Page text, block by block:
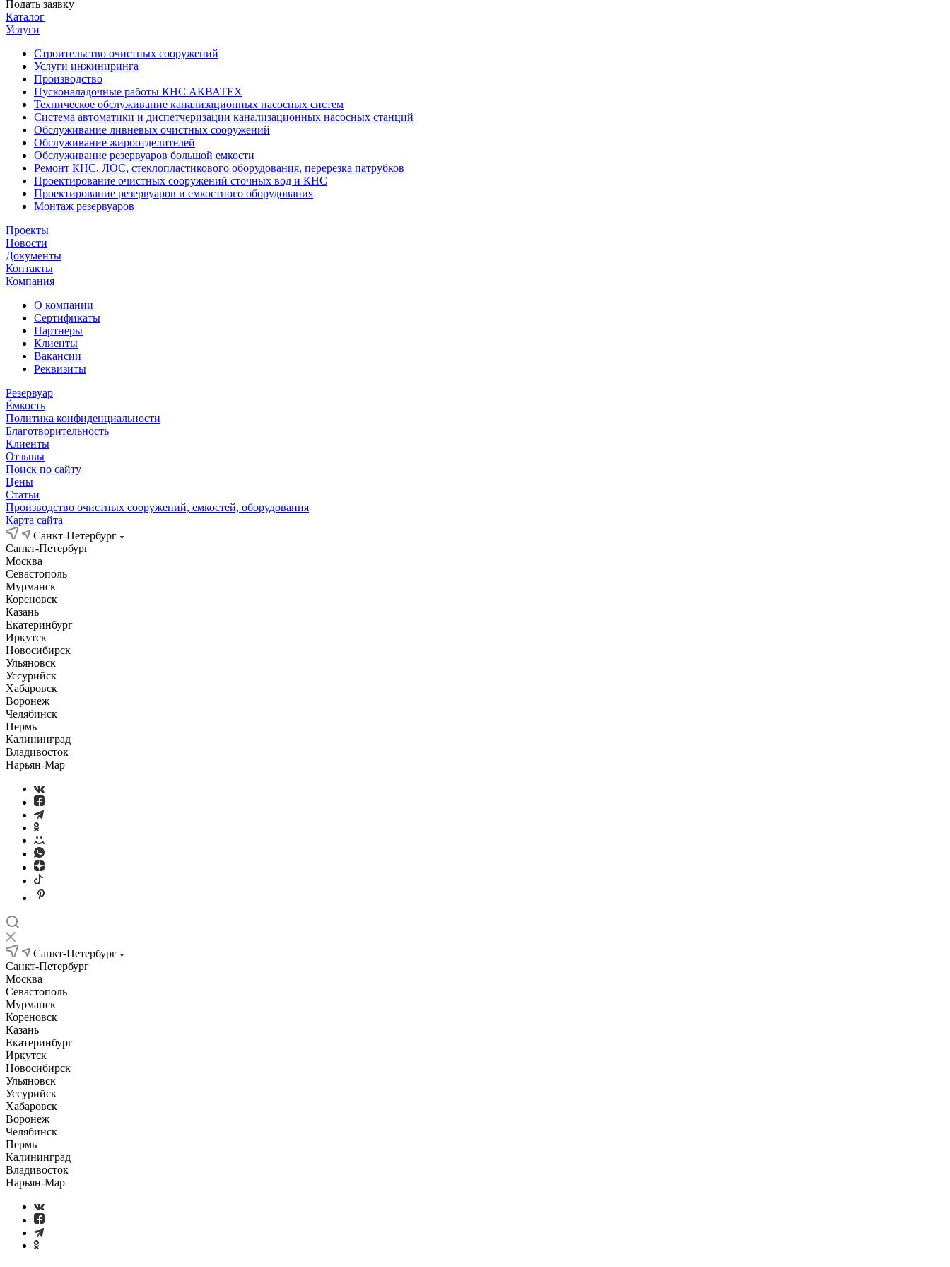
Подать заявку
Каталог
Услуги
Строительство очистных сооружений
Услуги инжиниринга
Производство
Пусконаладочные работы КНС АКВАТЕХ
Техническое обслуживание канализационных насосных систем
Система автоматики и диспетчеризации канализационных насосных станций
Обслуживание ливневых очистных сооружений
Обслуживание жироотделителей
Обслуживание резервуаров большой емкости
Ремонт КНС, ЛОС, стеклопластикового оборудования, перерезка патрубков
Проектирование очистных сооружений сточных вод и КНС
Проектирование резервуаров и емкостного оборудования
Монтаж резервуаров
Проекты
Новости
Документы
Контакты
Компания
О компании
Сертификаты
Партнеры
Клиенты
Вакансии
Реквизиты
Резервуар
Ёмкость
Политика конфиденциальности
Благотворительность
Клиенты
Отзывы
Поиск по сайту
Цены
Статьи
Производство очистных сооружений, емкостей, оборудования
Карта сайта
Санкт-Петербург
Санкт-Петербург
Москва
Севастополь
Мурманск
Кореновск
Казань
Екатеринбург
Иркутск
Новосибирск
Ульяновск
Уссурийск
Хабаровск
Воронеж
Челябинск
Пермь
Калининград
Владивосток
Нарьян-Мар
Санкт-Петербург
Санкт-Петербург
Москва
Севастополь
Мурманск
Кореновск
Казань
Екатеринбург
Иркутск
Новосибирск
Ульяновск
Уссурийск
Хабаровск
Воронеж
Челябинск
Пермь
Калининград
Владивосток
Нарьян-Мар